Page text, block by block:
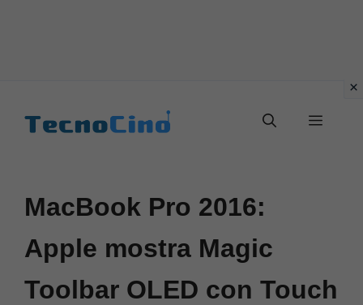
Menu
MacBook Pro 2016:
Apple mostra Magic
Toolbar OLED con Touch